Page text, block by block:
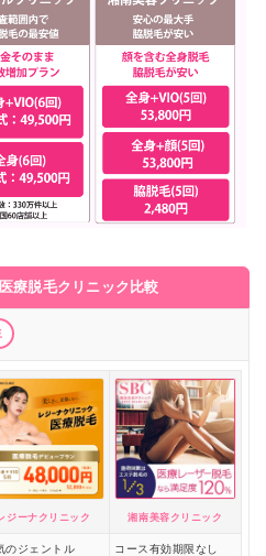
療脱毛クリニック比較
ジーナクリニック 湘南美容クリニック
のジェントル
コース有効期限なし